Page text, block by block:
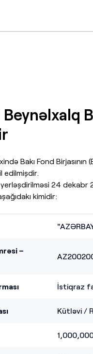
Bakı Fond Birjasının
edilmişdir.
24
kimidir:
–
İstiqraz
Kütləvi /